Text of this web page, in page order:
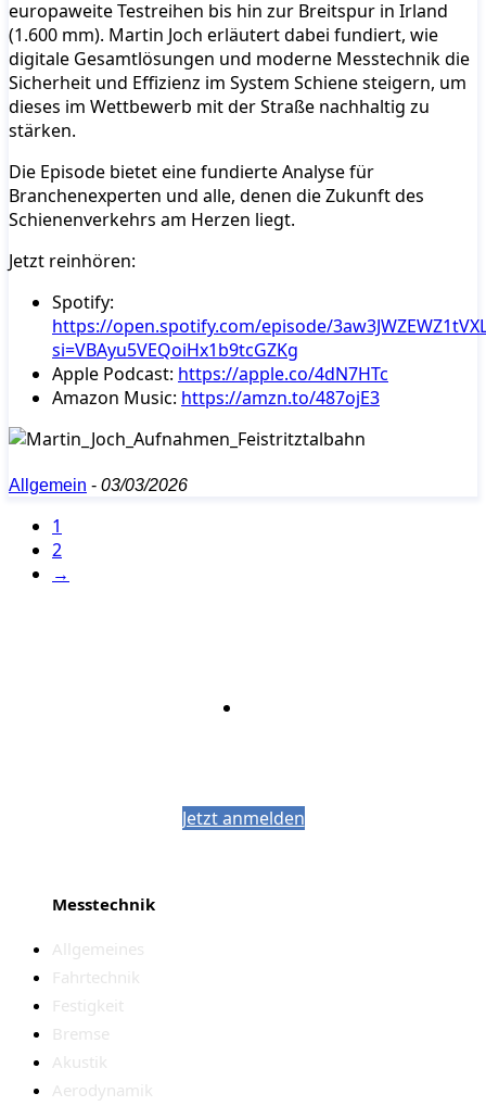
europaweite Testreihen bis hin zur Breitspur in Irland
(1.600 mm). Martin Joch erläutert dabei fundiert, wie
digitale Gesamtlösungen und moderne Messtechnik die
Sicherheit und Effizienz im System Schiene steigern, um
dieses im Wettbewerb mit der Straße nachhaltig zu
stärken.
Die Episode bietet eine fundierte Analyse für
Branchenexperten und alle, denen die Zukunft des
Schienenverkehrs am Herzen liegt.
Jetzt reinhören:
Spotify:
https://open.spotify.com/episode/
si=VBAyu5VEQoiHx1b9tcGZKg
Apple Podcast: https://apple.co/4dN7HTc
Amazon Music: https://amzn.to/487ojE3
Allgemein - 03/03/2026
1
2
→
Jetzt anmelden
Messtechnik
Allgemeines
Fahrtechnik
Festigkeit
Bremse
Akustik
Aerodynamik